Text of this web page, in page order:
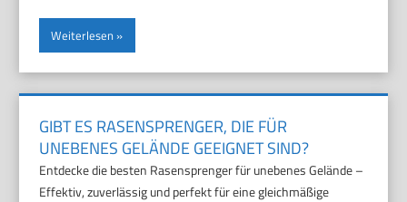
Weiterlesen
GIBT ES RASENSPRENGER, DIE FÜR
UNEBENES GELÄNDE GEEIGNET SIND?
Entdecke die besten Rasensprenger für unebenes Gelände –
Effektiv, zuverlässig und perfekt für eine gleichmäßige